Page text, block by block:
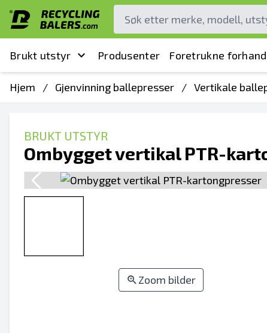
Brukt utstyr Produsenter Foretrukne
Hjem / Gjenvinning ballepresser / Vertikale
BRUKT UTSTYR
Ombygget vertikal PTR-
Zoom bilder